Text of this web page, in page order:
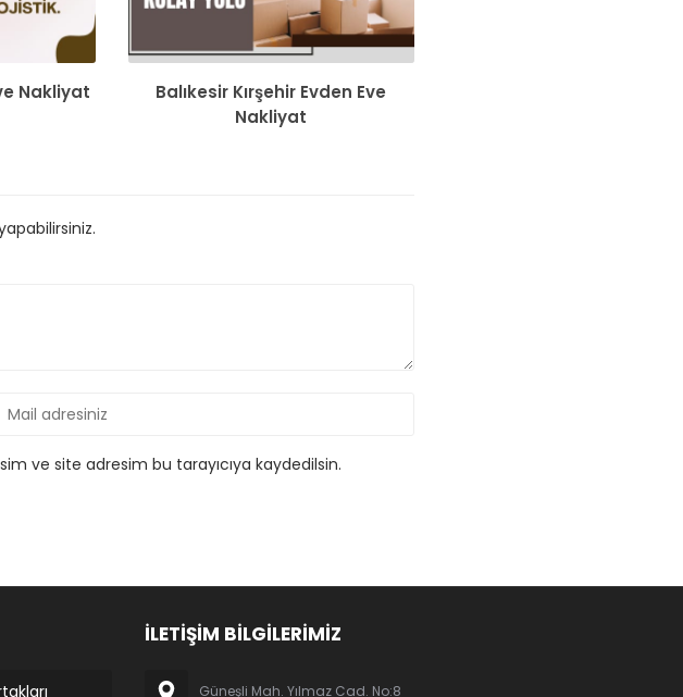
Nakliyat
Balıkesir Kırşehir Evden Eve
Nakliyat
ve site adresim bu tarayıcıya kaydedilsin.
İLETİŞİM BİLGİLERİMİZ
Güneşli Mah. Yılmaz Cad. No:8